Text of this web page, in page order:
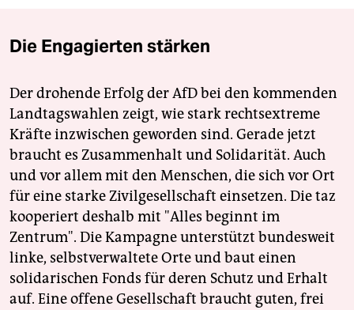
Die Engagierten stärken
Der drohende Erfolg der AfD bei den kommenden
Landtagswahlen zeigt, wie stark rechtsextreme
Kräfte inzwischen geworden sind. Gerade jetzt
braucht es Zusammenhalt und Solidarität. Auch
und vor allem mit den Menschen, die sich vor Ort
für eine starke Zivilgesellschaft einsetzen. Die taz
kooperiert deshalb mit "Alles beginnt im
Zentrum". Die Kampagne unterstützt bundesweit
linke, selbstverwaltete Orte und baut einen
solidarischen Fonds für deren Schutz und Erhalt
auf. Eine offene Gesellschaft braucht guten, frei